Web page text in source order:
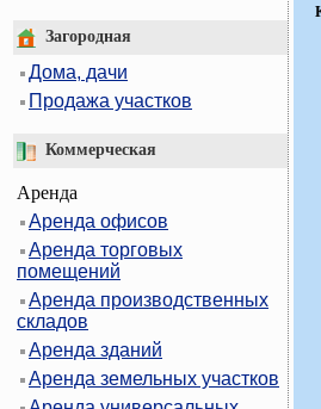
Загородная
Дома, дачи
Продажа участков
Коммерческая
Аренда
Аренда офисов
Аренда торговых
помещений
Аренда производственных
складов
Аренда зданий
Аренда земельных участков